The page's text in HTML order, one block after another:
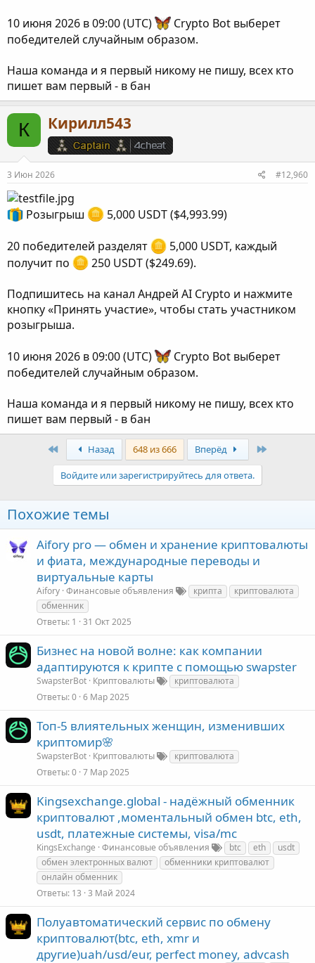
10 июня 2026 в 09:00 (UTC)
Crypto Bot выберет
победителей случайным образом.
Наша команда и я первый никому не пишу, всех кто
пишет вам первый - в бан
К Кирилл543
3 Июн 2026 #12,960
Розыгрыш 5,000 USDT ($4,993.99)
20 победителей разделят
5,000 USDT, каждый
получит по
250 USDT ($249.69).
Подпишитесь на канал Андрей AI Crypto и нажмите
кнопку «Принять участие», чтобы стать участником
розыгрыша.
10 июня 2026 в 09:00 (UTC)
Crypto Bot выберет
победителей случайным образом.
Наша команда и я первый никому не пишу, всех кто
пишет вам первый - в бан
Назад 648 из 666 Вперёд
Войдите или зарегистрируйтесь для ответа.
Похожие темы
Aifory pro — обмен и хранение криптовалюты
и фиата, международные переводы и
виртуальные карты
Aifory Финансовые объявления крипта
криптовалюта
обменник
Ответы 1 31 Окт 2025
Бизнес на новой волне: как компании
адаптируются к крипте с помощью swapster
SwapsterBot Криптовалюты
криптовалюта
Ответы 0 6 Мар 2025
Топ-5 влиятельных женщин, изменивших
криптомир🌸
SwapsterBot Криптовалюты
криптовалюта
Ответы 0 7 Мар 2025
Kingsexchange.global - надёжный обменник
криптовалют ,моментальный обмен btc, eth,
usdt, платежные системы, visa/mc
KingsExchange Финансовые объявления btc eth
usdt
обмен электронных валют
обменники криптовалют
онлайн обменник
Ответы 13 3 Май 2024
Полуавтоматический сервис по обмену
криптовалют(btc, eth, xmr и
другие)uah/usd/eur, perfect money, advcash